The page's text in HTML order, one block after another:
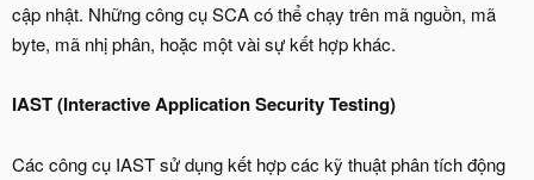
cập nhật. Những công cụ SCA có thể chạy trên mã nguồn, mã
byte, mã nhị phân, hoặc một vài sự kết hợp khác.
IAST (Interactive Application Security Testing)
Các công cụ IAST sử dụng kết hợp các kỹ thuật phân tích động